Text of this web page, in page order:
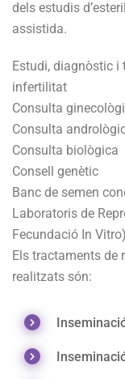
dels estudis
assistida.
Estudi, diagnòstic i
infertilitat
Consulta
Consulta
Consulta biològica
Consell genètic
Banc de semen
Laboratoris de
Fecundació In Vitro)
Els tractaments de
realitzats són: